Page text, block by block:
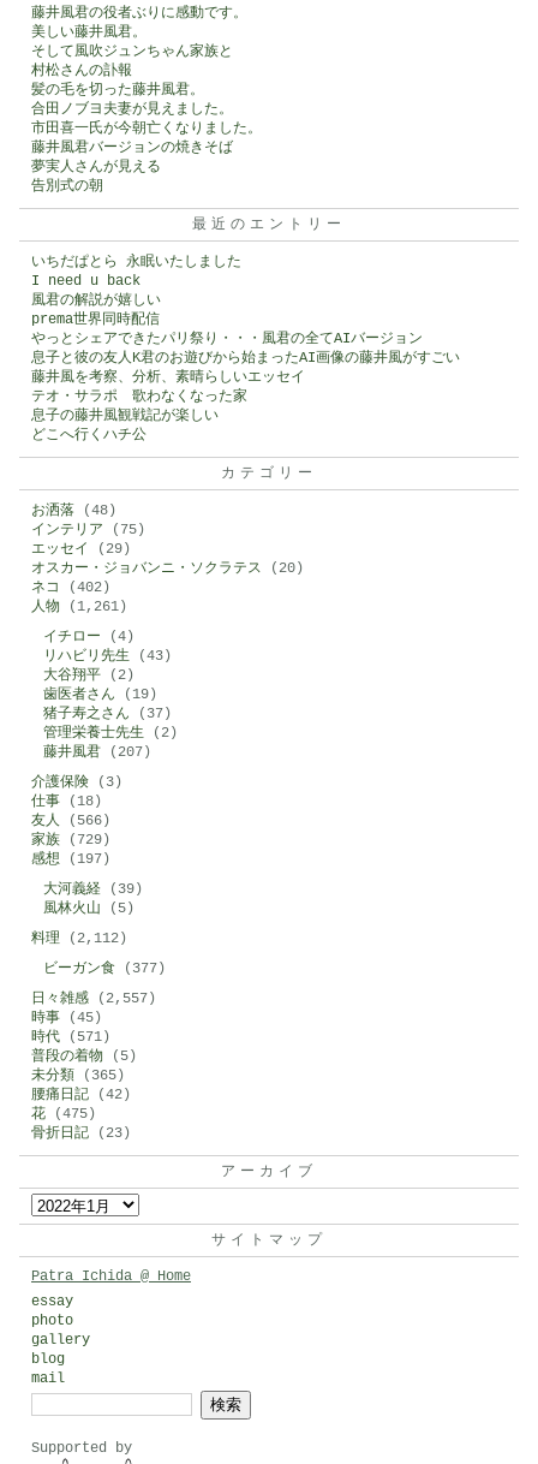
藤井風君の役者ぶりに感動です。
美しい藤井風君。
そして風吹ジュンちゃん家族と
村松さんの訃報
髪の毛を切った藤井風君。
合田ノブヨ夫妻が見えました。
市田喜一氏が今朝亡くなりました。
藤井風君バージョンの焼きそば
夢実人さんが見える
告別式の朝
最近のエントリー
いちだぱとら 永眠いたしました
I need u back
風君の解説が嬉しい
prema世界同時配信
やっとシェアできたパリ祭り・・・風君の全てAIバージョン
息子と彼の友人K君のお遊びから始まったAI画像の藤井風がすごい
藤井風を考察、分析、素晴らしいエッセイ
テオ・サラポ 歌わなくなった家
息子の藤井風観戦記が楽しい
どこへ行くハチ公
カテゴリー
お洒落 (48)
インテリア (75)
エッセイ
(29)
オスカー・ジョバンニ・ソクラテス (20)
ネコ
(402)
人物 (1,261)
イチロー (4)
リハビリ先生 (43)
大谷翔平 (2)
歯医者さん (19)
猪子寿之さん (37)
管理栄養士先生 (2)
藤井風君 (207)
介護保険 (3)
仕事 (18)
友人 (566)
家族 (729)
感想 (197)
大河義経 (39)
風林火山 (5)
料理 (2,112)
ビーガン食 (377)
日々雑感 (2,557)
時事 (45)
時代 (571)
普段の着物 (5)
未分類 (365)
腰痛日記 (42)
花 (475)
骨折日記 (23)
アーカイブ
イ
サイトマップ
Patra Ichida @ Home
essay
photo
gallery
blog
mail
Supported by